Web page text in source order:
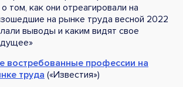
том, как они отреагировали на
на рынке труда весной 2022
выводы и каким видят свое
востребованные профессии на
труда («Известия»)